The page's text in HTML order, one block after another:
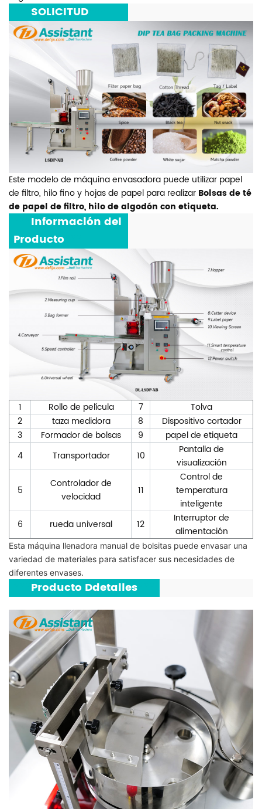
SOLICITUD
Este modelo de máquina envasadora puede utilizar papel
de filtro, hilo fino y hojas de papel para realizar Bolsas de té
de papel de filtro, hilo de algodón con etiqueta.
Información del
Producto
1 Rollo de película 7
Tolva
2
taza medidora 8
Dispositivo cortador
3
Formador de bolsas 9
papel de etiqueta
4
Transportador 10
Pantalla de
visualización
5
Controlador de
velocidad
11
Control de
temperatura
inteligente
6
rueda universal 12
Interruptor de
alimentación
Esta máquina llenadora manual de bolsitas puede envasar una
variedad de materiales para satisfacer sus necesidades de
diferentes envases.
Producto Ddetalles